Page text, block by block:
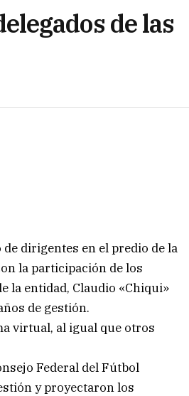
de las
dirigentes en el predio de la
la participación de los
la entidad, Claudio «Chiqui»
de gestión.
virtual, al igual que otros
Federal del Fútbol
y proyectaron los